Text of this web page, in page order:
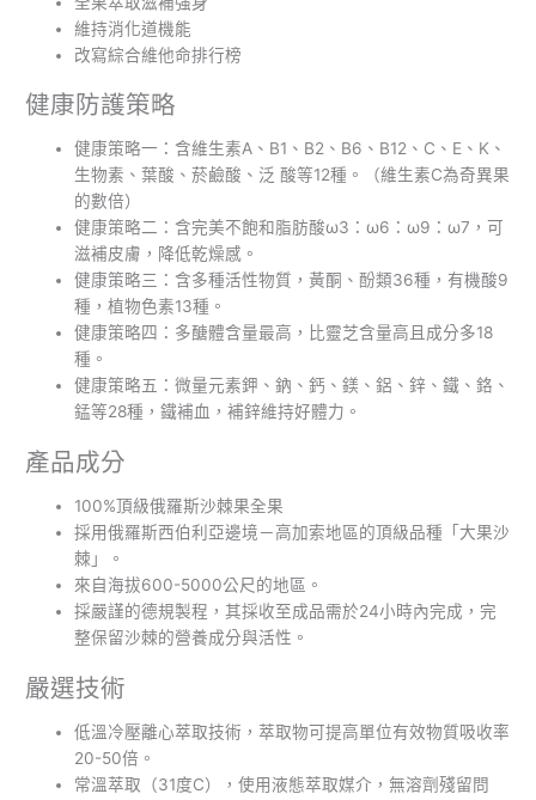
維持消化道機能
改寫綜合維他命排行榜
健康防護策略
健康策略一：含維生素A、B1、B2、B6、B12、C、E、K、
生物素、葉酸、菸鹼酸、泛 酸等12種。（維生素C為奇異果
的數倍）
健康策略二：含完美不飽和脂肪酸ω3：ω6：ω9：ω7，可
滋補皮膚，降低乾燥感。
健康策略三：含多種活性物質，黃酮、酚類36種，有機酸9
種，植物色素13種。
健康策略四：多醣體含量最高，比靈芝含量高且成分多18
種。
健康策略五：微量元素鉀、鈉、鈣、鎂、鋁、鋅、鐵、鉻、
錳等28種，鐵補血，補鋅維持好體力。
產品成分
100%頂級俄羅斯沙棘果全果
採用俄羅斯西伯利亞邊境－高加索地區的頂級品種「大果沙
棘」。
來自海拔600-5000公尺的地區。
採嚴謹的德規製程，其採收至成品需於24小時內完成，完
整保留沙棘的營養成分與活性。
嚴選技術
低溫冷壓離心萃取技術，萃取物可提高單位有效物質吸收率
20-50倍。
常溫萃取（31度C），使用液態萃取媒介，無溶劑殘留問